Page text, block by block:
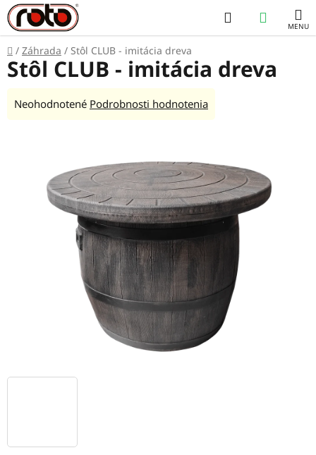
Prejsť
na
obsah
Hľadať
KOŠÍK
Domov
/ Záhrada / Stôl CLUB - imitácia dreva
Stôl CLUB - imitácia dreva
Priemerné
Neohodnotené Podrobnosti hodnotenia